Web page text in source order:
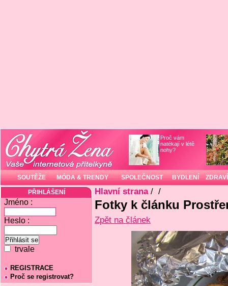
Proč vám
natékají v létě
nohy?
SOUTĚŽE MÓDA & TRENDY SPOLEČNOST BYDLENÍ ZDRAVÍ
PŘIHLÁŠENÍ
Jméno :
Heslo :
trvale
REGISTRACE
Proč se registrovat?
Hlavní strana/ /
Fotky k článku
Zpět na článek